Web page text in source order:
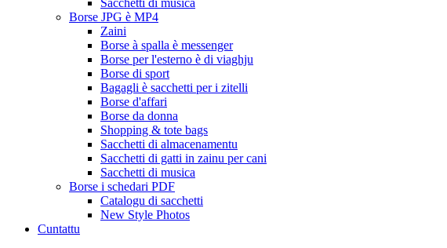
Sacchetti di musica
Borse JPG è MP4
Zaini
Borse à spalla è messenger
Borse per l'esterno è di viaghju
Borse di sport
Bagagli è sacchetti per i zitelli
Borse d'affari
Borse da donna
Shopping & tote bags
Sacchetti di almacenamentu
Sacchetti di gatti in zainu per cani
Sacchetti di musica
Borse i schedari PDF
Catalogu di sacchetti
New Style Photos
Cuntattu